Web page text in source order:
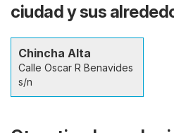
ciudad y sus
Chincha Alta
Calle Oscar R Benavides
s/n